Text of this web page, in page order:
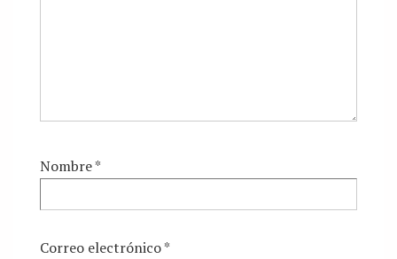
Nombre*
Correo electrónico*